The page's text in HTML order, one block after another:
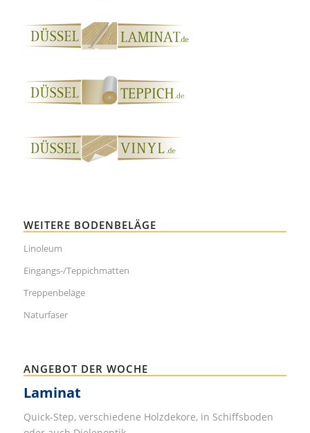
WEITERE BODENBELÄGE
Linoleum
Eingangs-/Teppichmatten
Treppenbeläge
Naturfaser
ANGEBOT DER WOCHE
Laminat
Quick-Step, verschiedene Holzdekore, in Schiffsboden